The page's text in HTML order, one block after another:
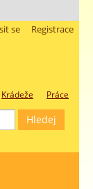
Registrace
se
Krádeže Práce